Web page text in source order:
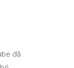
đã